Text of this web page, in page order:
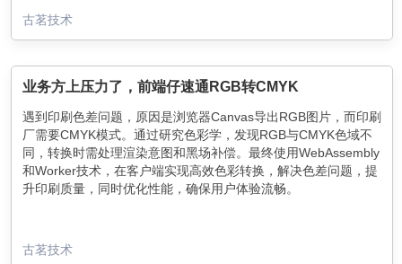
古茗技术
业务方上压力了，前端仔速通RGB转CMYK
遇到印刷色差问题，原因是浏览器Canvas导出RGB图片，而印刷
厂需要CMYK模式。通过研究色彩学，发现RGB与CMYK色域不
同，转换时需处理渲染意图和黑场补偿。最终使用WebAssembly
和Worker技术，在客户端实现高效色彩转换，解决色差问题，提
升印刷质量，同时优化性能，确保用户体验流畅。
古茗技术